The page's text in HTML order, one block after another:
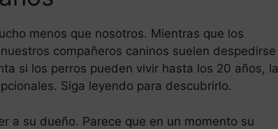
menos que nosotros. Mientras que los
compañeros caninos suelen despedirse
si los perros pueden vivir hasta los 20 años, la
Siga leyendo para descubrirlo.
a su dueño. Parece que en un momento su